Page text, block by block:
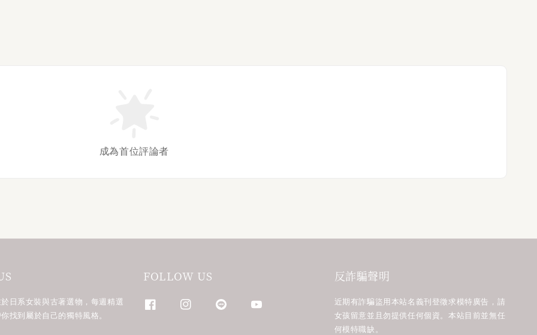
成為首位評論者
於日系女裝與古著選物，每週精選
找到屬於自己的獨特風格。
FOLLOW US 反詐騙聲明
近期有詐騙盜用本站名義刊登徵求模特廣告，請
女孩留意並且勿提供任何個資。本站目前並無任
何模特職缺。